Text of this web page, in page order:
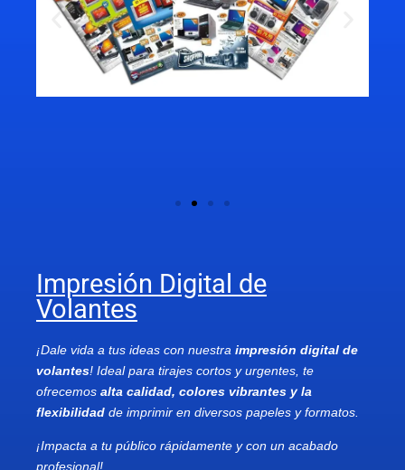
Impresión Digital de
Volantes
¡Dale vida a tus ideas con nuestra impresión digital de
volantes! Ideal para tirajes cortos y urgentes, te
ofrecemos alta calidad, colores vibrantes y la
flexibilidad de imprimir en diversos papeles y formatos.
¡Impacta a tu público rápidamente y con un acabado
profesional!